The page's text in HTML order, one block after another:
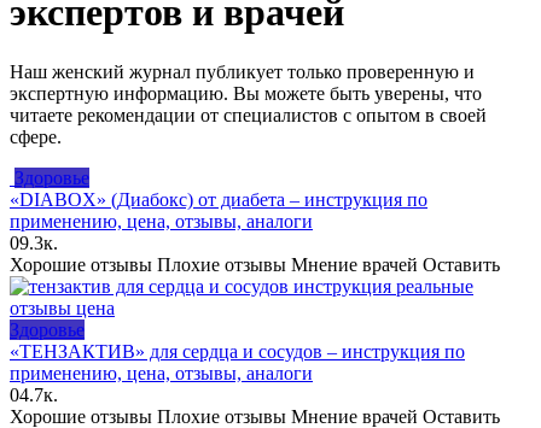
экспертов и врачей
Наш женский журнал публикует только проверенную и
экспертную информацию. Вы можете быть уверены, что
читаете рекомендации от специалистов с опытом в своей
сфере.
Здоровье
«DIABOX» (Диабокс) от диабета – инструкция по
применению, цена, отзывы, аналоги
09.3к.
Хорошие отзывы Плохие отзывы Мнение врачей Оставить
Здоровье
«ТЕНЗАКТИВ» для сердца и сосудов – инструкция по
применению, цена, отзывы, аналоги
04.7к.
Хорошие отзывы Плохие отзывы Мнение врачей Оставить